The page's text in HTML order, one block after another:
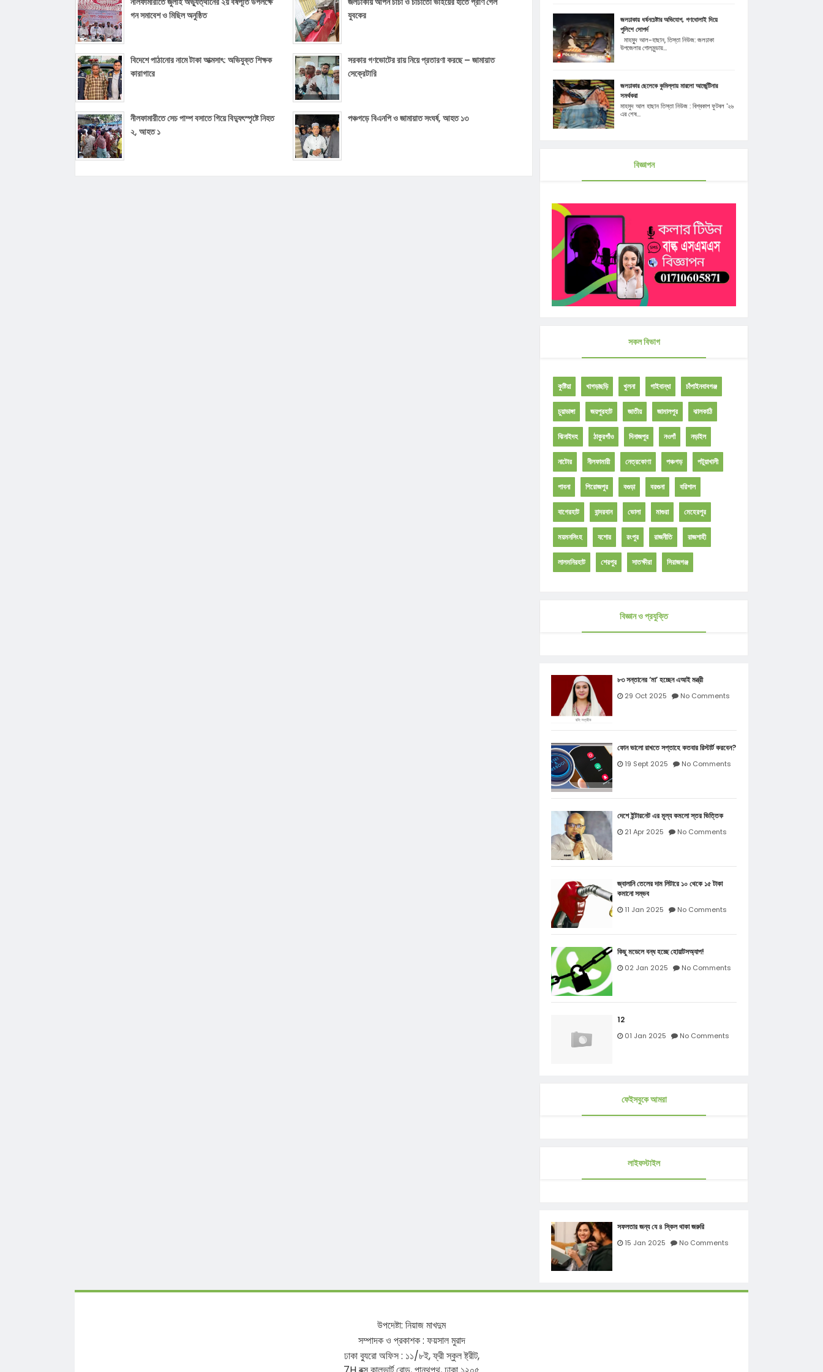
গন সমাবেশ ও মিছিল অনুষ্ঠিত
যুবকের
বিদেশে পাঠানোর নামে টাকা আত্মসাৎ: অভিযুক্ত শিক্ষক
কারাগারে
সরকার গণভোটের রায় নিয়ে প্রতারণা করছে – জামায়াত
সেক্রেটারি
নীলফামারীতে সেচ পাম্প বসাতে গিয়ে বিদ্যুৎস্পৃষ্টে নিহত
২, আহত ১
পঞ্চগড়ে বিএনপি ও জামায়াত সংঘর্ষ, আহত ১৩
জলঢাকায় ধর্ষনচেষ্টার অভিযোগ, গণধোলাই দিয়ে
পুলিশে সোপর্দ
মাহমুূদ আল-হাছান, তিস্তা নিউজ: জলঢাকা
উপজেলার গোলমুন্ডায়...
জলঢাকার ছেলেকে কুমিল্লায় মারলো আর্জেন্টিনার
সমর্থকরা
মাহমুদ আল হাছান তিস্তা নিউজ : বিশ্বকাপ ফুটবল '২৬
এর শেষ...
বিজ্ঞাপন
সকল বিভাগ
কুষ্টিয়া খাগড়াছড়ি খুলনা গাইবান্ধা চাঁপাইনবাবগঞ্জ
চুয়াডাঙ্গা জয়পুরহাট জাতীয় জামালপুর ঝালকাঠি
ঝিনাইদহ ঠাকুরগাঁও দিনাজপুর নওগাঁ নড়াইল
নাটোর নীলফামারী নেত্রকোণা পঞ্চগড় পটুয়াখালী
পাবনা পিরোজপুর বগুড়া বরগুনা বরিশাল
বাগেরহাট বান্দরবান ভোলা মাগুরা মেহেরপুর
ময়মনসিংহ যশোর রংপুর রাজনীতি রাজশাহী
লালমনিরহাট শেরপুর সাতক্ষীরা সিরাজগঞ্জ
বিজ্ঞান ও প্রযুক্তি
৮৩ সন্তানের ‘মা’ হচ্ছেন এআই মন্ত্রী
29 Oct 2025 No Comments
ফোন ভালো রাখতে সপ্তাহে কতবার রিস্টার্ট করবেন?
19 Sept 2025 No Comments
দেশে ইন্টারনেট এর মূল্য কমলো স্তর ভিত্তিক
21 Apr 2025 No Comments
জ্বালানি তেলের দাম লিটারে ১০ থেকে ১৫ টাকা
কমানো সম্ভব
11 Jan 2025 No Comments
কিছু মডেলে বন্ধ হচ্ছে হোয়াটসঅ্যাপ!
02 Jan 2025 No Comments
12
01 Jan 2025 No Comments
ফেইসবুকে আমরা
লাইফস্টাইল
সফলতার জন্য যে ৪ স্কিল থাকা জরুরি
15 Jan 2025 No Comments
উপদেষ্টা: নিয়াজমাখদুম
সম্পাদকও প্রকাশক: ফয়সালমুরাদ
ঢাকাব্যুরোঅফিস: ১১/৮ই,ফ্রীস্কুলষ্ট্রীট,